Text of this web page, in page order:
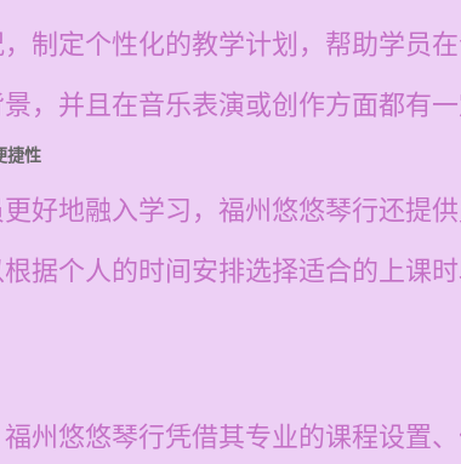
制定个性化的教学计划，帮助学员
，并且在音乐表演或创作方面都有一
捷性
好地融入学习，福州悠悠琴行还提
据个人的时间安排选择适合的上课
州悠悠琴行凭借其专业的课程设置